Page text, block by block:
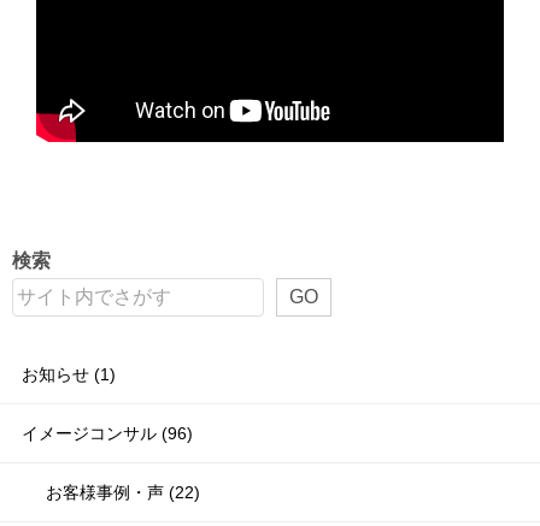
検索
GO
お知らせ (1)
イメージコンサル (96)
お客様事例・声 (22)